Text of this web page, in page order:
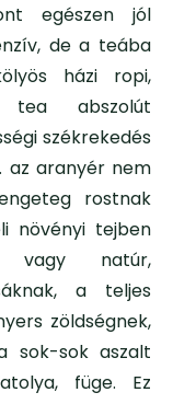
egészen jól
de a teába
házi ropi,
tea abszolút
székrekedés
az aranyér nem
rostnak
növényi tejben
vagy natúr,
a teljes
zöldségnek,
sok-sok aszalt
füge. Ez